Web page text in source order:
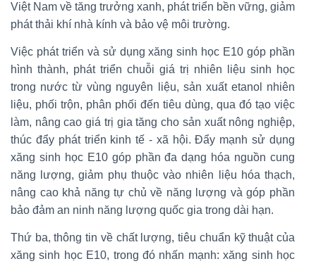
Việt Nam về tăng trưởng xanh, phát triển bền vững, giảm
phát thải khí nhà kính và bảo vệ môi trường.
Việc phát triển và sử dụng xăng sinh học E10 góp phần
hình thành, phát triển chuỗi giá trị nhiên liệu sinh học
trong nước từ vùng nguyên liệu, sản xuất etanol nhiên
liệu, phối trộn, phân phối đến tiêu dùng, qua đó tạo việc
làm, nâng cao giá trị gia tăng cho sản xuất nông nghiệp,
thúc đẩy phát triển kinh tế - xã hội. Đẩy mạnh sử dụng
xăng sinh học E10 góp phần đa dạng hóa nguồn cung
năng lượng, giảm phụ thuộc vào nhiên liệu hóa thạch,
nâng cao khả năng tự chủ về năng lượng và góp phần
bảo đảm an ninh năng lượng quốc gia trong dài hạn.
Thứ ba, thông tin về chất lượng, tiêu chuẩn kỹ thuật của
xăng sinh học E10, trong đó nhấn mạnh: xăng sinh học